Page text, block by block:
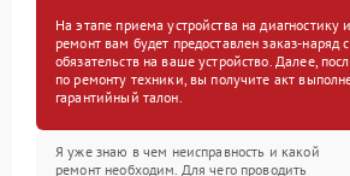
На этапе приема устройства на
ремонт вам будет предоставлен заказ-наряд
обязательств на ваше устройство. Далее,
по ремонту техники, вы получите акт
гарантийный талон.
Я уже знаю в чем неисправность и какой
ремонт необходим. Для чего проводить